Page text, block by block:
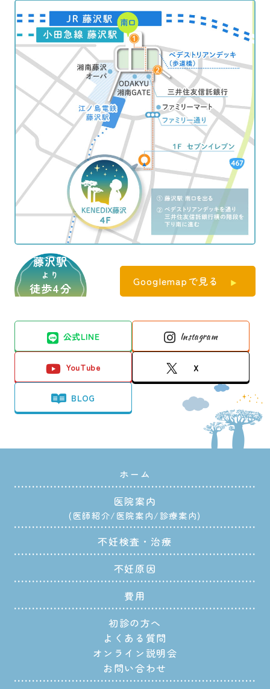
藤沢駅
より
徒歩4分 Googlemapで見る
公式LINE Instagram
YouTube X
BLOG
ホーム
医院案内
医師紹介 医院案内 診療案内
不妊検査・治療
不妊原因
費用
初診の方へ
よくある質問
オンライン説明会
お問い合わせ